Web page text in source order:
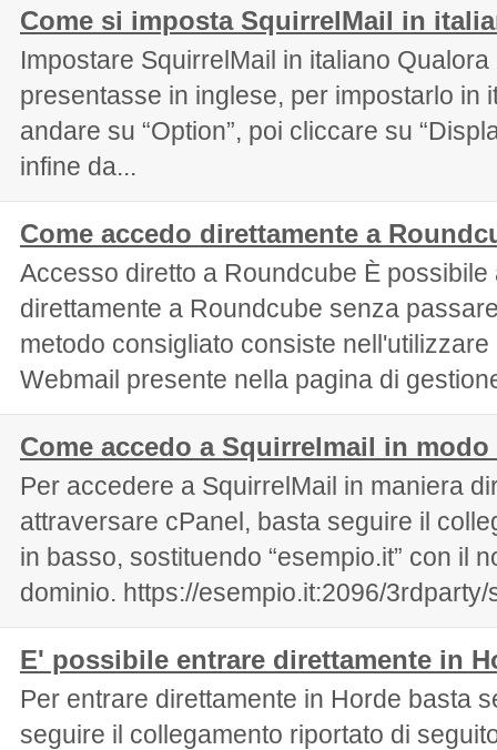
Come si imposta SquirrelMail in
Impostare SquirrelMail in italiano
presentasse in inglese, per impostarlo in
andare su “Option”, poi cliccare su
infine da...
Come accedo direttamente a
Accesso diretto a Roundcube È possibile
direttamente a Roundcube senza
metodo consigliato consiste
Webmail presente nella pagina di
Come accedo a Squirrelmail in
Per accedere a SquirrelMail in maniera
attraversare cPanel, basta seguire il
in basso, sostituendo “esempio.it” con il
dominio. https://esempio.it:2096/
E' possibile entrare direttamente in
Per entrare direttamente in Horde basta
seguire il collegamento riportato di